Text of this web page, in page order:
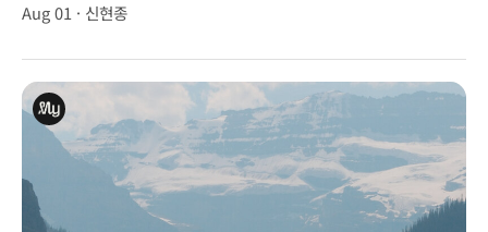
Aug 01 · 신현종